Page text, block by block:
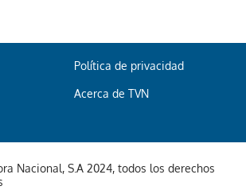
ACEPTAR
Política de privacidad
Acerca de TVN
Nacional, S.A 2024, todos los derechos